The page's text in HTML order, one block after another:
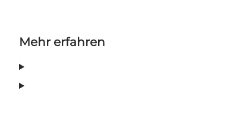
Mehr erfahren